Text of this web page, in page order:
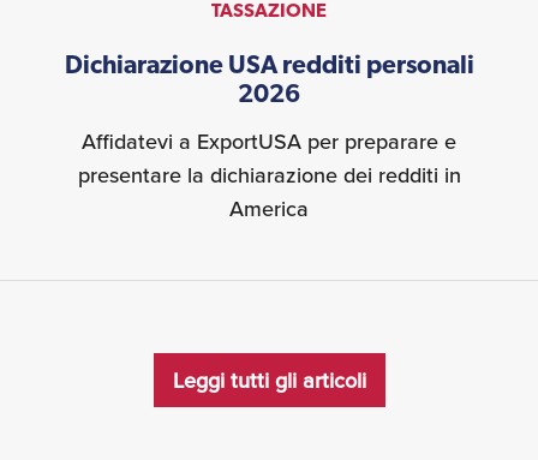
TASSAZIONE
Dichiarazione USA redditi personali
2026
Affidatevi a ExportUSA per preparare e
presentare la dichiarazione dei redditi in
America
Leggi tutti gli articoli